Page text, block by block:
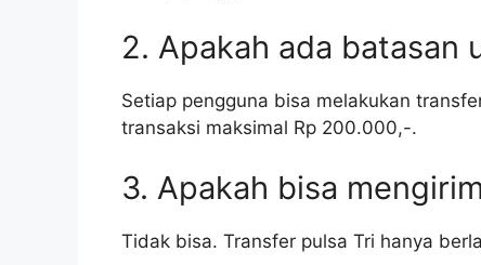
2. Apakah ada batasan
Setiap pengguna bisa melakukan
transaksi maksimal Rp 200.000,-.
3. Apakah bisa
Tidak bisa. Transfer pulsa Tri hanya